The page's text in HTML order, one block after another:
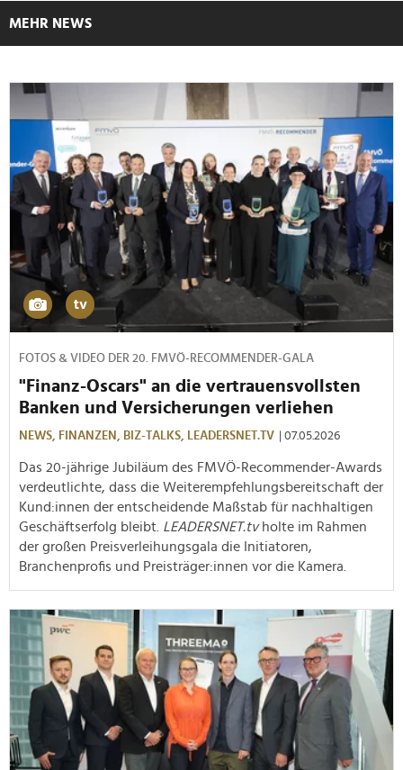
MEHR NEWS
FOTOS & VIDEO DER 20. FMVÖ-RECOMMENDER-GALA
"Finanz-Oscars" an die vertrauensvollsten
Banken und Versicherungen verliehen
NEWS, FINANZEN, BIZ-TALKS, LEADERSNET.TV | 07.05.2026
Das 20-jährige Jubiläum des FMVÖ-Recommender-Awards
verdeutlichte, dass die Weiterempfehlungsbereitschaft der
Kund:innen der entscheidende Maßstab für nachhaltigen
Geschäftserfolg bleibt. LEADERSNET.tvholte im Rahmen
der großen Preisverleihungsgala die Initiatoren,
Branchenprofis und Preisträger:innen vor die Kamera.